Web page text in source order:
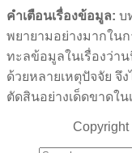
คำเตือนเรื่องข้อมูล: บ
พยายามอย่างมากใน
ทะลข้อมูลในเรื่องว่า
ด้วยหลายเหตุปัจจัย จึ
ตัดสินอย่างเด็ดขาดใน